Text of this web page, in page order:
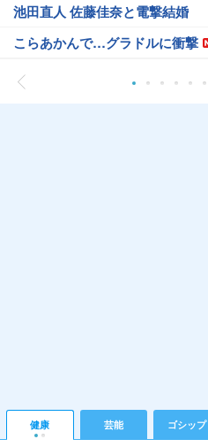
池田直人 佐藤佳奈と電撃結婚
こらあかんで…グラドルに衝撃
健康 芸能 ゴシップ